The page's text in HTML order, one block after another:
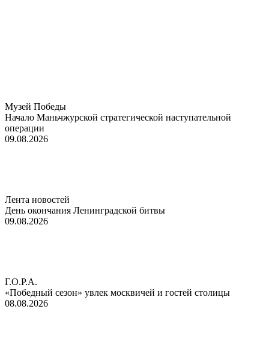
Музей Победы
Начало Маньчжурской стратегической наступательной
операции
09.08.2026
Лента новостей
День окончания Ленинградской битвы
09.08.2026
Г.О.Р.А.
«Победный сезон» увлек москвичей и гостей столицы
08.08.2026